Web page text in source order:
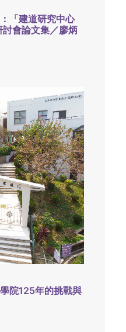
「建道研究中心
會論文集／廖炳
院125年的挑戰與